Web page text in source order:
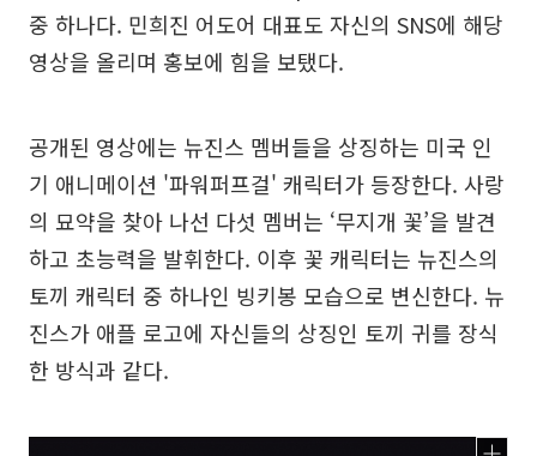
중 하나다. 민희진 어도어 대표도 자신의 SNS에 해당
영상을 올리며 홍보에 힘을 보탰다.
공개된 영상에는 뉴진스 멤버들을 상징하는 미국 인
기 애니메이션 '파워퍼프걸' 캐릭터가 등장한다. 사랑
의 묘약을 찾아 나선 다섯 멤버는 ‘무지개 꽃’을 발견
하고 초능력을 발휘한다. 이후 꽃 캐릭터는 뉴진스의
토끼 캐릭터 중 하나인 빙키봉 모습으로 변신한다. 뉴
진스가 애플 로고에 자신들의 상징인 토끼 귀를 장식
한 방식과 같다.